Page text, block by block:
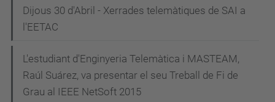
Dijous 30 d'Abril - Xerrades telemàtiques de SAI a
l'EETAC
L'estudiant d'Enginyeria Telemàtica i MASTEAM,
Raúl Suárez, va presentar el seu Treball de Fi de
Grau al IEEE NetSoft 2015